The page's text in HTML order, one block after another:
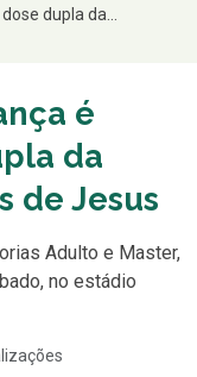
dupla da...
é
da
de Jesus
Adulto e Master,
no estádio